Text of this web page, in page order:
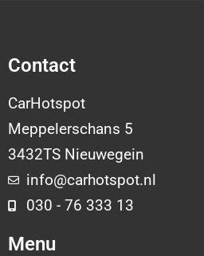
Contact
CarHotspot
Meppelerschans 5
3432TS Nieuwegein
info@carhotspot.nl
030 - 76 333 13
Menu